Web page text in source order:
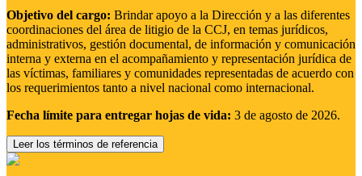
Objetivo del cargo: Brindar apoyo a la Dirección y a las diferentes
coordinaciones del área de litigio de la CCJ, en temas jurídicos,
administrativos, gestión documental, de información y comunicación
interna y externa en el acompañamiento y representación jurídica de
las víctimas, familiares y comunidades representadas de acuerdo con
los requerimientos tanto a nivel nacional como internacional.
Fecha límite para entregar hojas de vida: 3 de agosto de 2026.
Leer los términos de referencia